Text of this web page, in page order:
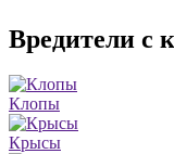
Вредители с
Клопы
Крысы